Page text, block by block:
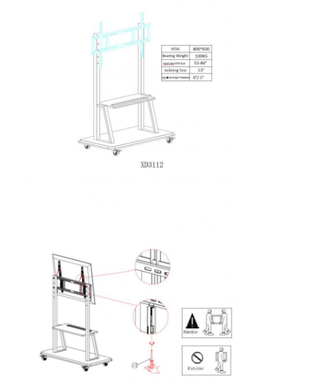
Sobre nosotros
Visita a la fábrica
Todos los casos
Blog
Habla Ahora.